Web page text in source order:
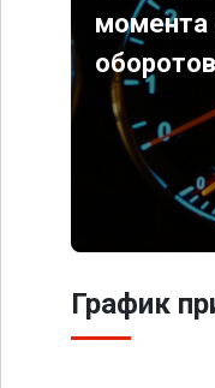
момента
График